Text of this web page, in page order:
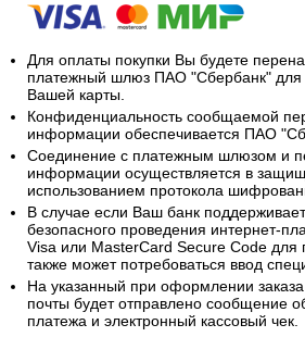
Для оплаты покупки Вы будете
платежный шлюз ПАО "Сбербанк" для
Вашей карты.
Конфиденциальность сообщаемой
информации обеспечивается ПАО
Соединение с платежным шлюзом и
информации осуществляется в
использованием протокола
В случае если Ваш банк
безопасного проведения интернет-
Visa или MasterCard Secure Code для
также может потребоваться ввод
На указанный при оформлении
почты будет отправлено сообщение
платежа и электронный кассовый чек.